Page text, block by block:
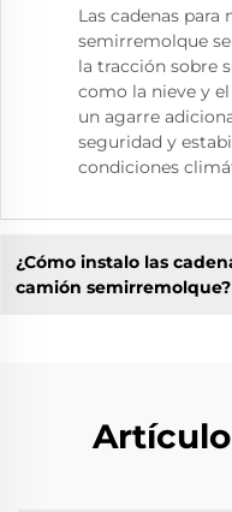
Las cadenas
semirremolque
la tracción sobre
como la nieve y
un agarre
seguridad y
condiciones
¿Cómo instalo las
camión semirremolque?